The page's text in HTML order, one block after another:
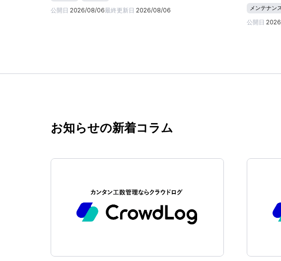
公開日 2026/08/06最終更新日 2026/08/06 メンテナン
公開日
お知らせの新着コラム